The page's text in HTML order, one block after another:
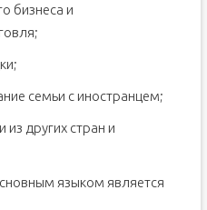
бизнеса и
семьи с иностранцем;
из других стран и
языком является